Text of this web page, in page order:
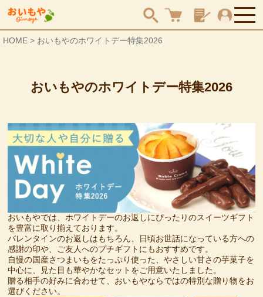
HOME おいもやのホワイトデー特集2026
おいもやのホワイトデー特集2026
おいもやでは、ホワイトデーのお返しにぴったりのスイーツギフト
を豊富に取り揃えております。
バレンタインのお返しはもちろん、日頃お世話になっている方への
感謝の印や、ご友人へのプチギフトにもおすすめです。
自慢の国産さつまいもをたっぷり使った、やさしい甘さの芋菓子を
中心に、見た目も華やかなセットをご用意いたしました。
贈る相手の好みに合わせて、おいもやならではの特別な贈り物をお
選びください。